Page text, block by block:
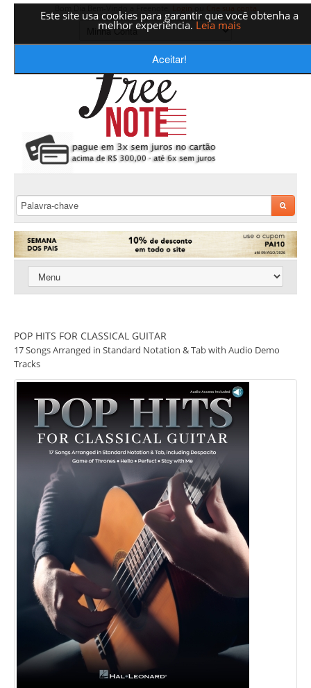
Este site usa cookies para garantir que você obtenha a
melhor experiência. Leia mais
Aceitar!
POP HITS FOR CLASSICAL GUITAR
17 Songs Arranged in Standard Notation & Tab with Audio Demo
Tracks